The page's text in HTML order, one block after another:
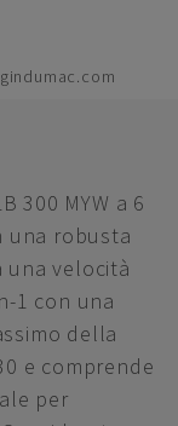
300 MYW a 6
una robusta
una velocità
1 con una
della
e comprende
per